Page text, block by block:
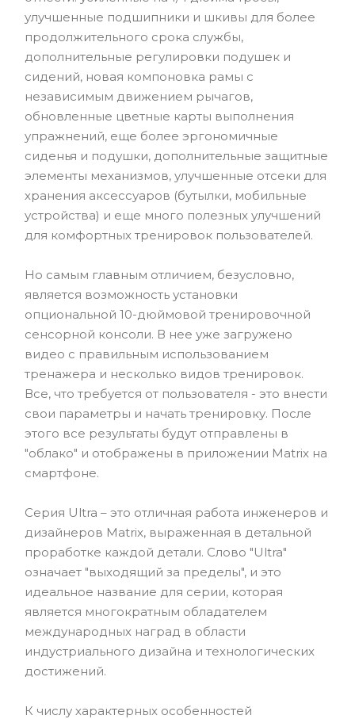
улучшенные подшипники и шкивы для более
продолжительного срока службы,
дополнительные регулировки подушек и
сидений, новая компоновка рамы с
независимым движением рычагов,
обновленные цветные карты выполнения
упражнений, еще более эргономичные
сиденья и подушки, дополнительные защитные
элементы механизмов, улучшенные отсеки для
хранения аксессуаров (бутылки, мобильные
устройства) и еще много полезных улучшений
для комфортных тренировок пользователей.
Но самым главным отличием, безусловно,
является возможность установки
опциональной 10-дюймовой тренировочной
сенсорной консоли. В нее уже загружено
видео с правильным использованием
тренажера и несколько видов тренировок.
Все, что требуется от пользователя - это внести
свои параметры и начать тренировку. После
этого все результаты будут отправлены в
"облако" и отображены в приложении Matrix на
смартфоне.
Серия Ultra – это отличная работа инженеров и
дизайнеров Matrix, выраженная в детальной
проработке каждой детали. Слово "Ultra"
означает "выходящий за пределы", и это
идеальное название для серии, которая
является многократным обладателем
международных наград в области
индустриального дизайна и технологических
достижений.
К числу характерных особенностей